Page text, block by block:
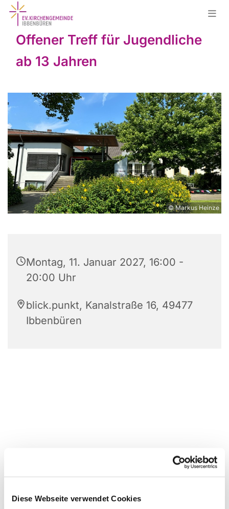
Diese Webseite verwendet Cookies
Offener Treff für Jugendliche
ab 13 Jahren
© Markus Heinze
Montag, 11. Januar 2027, 16:00 -
20:00 Uhr
blick.punkt, Kanalstraße 16, 49477
Ibbenbüren